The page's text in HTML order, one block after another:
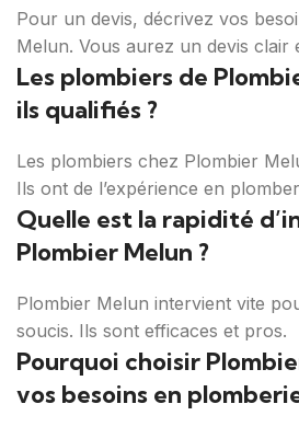
Pour un devis, décrivez vos
Melun. Vous aurez un devis clair
Les plombiers de
ils qualifiés ?
Les plombiers chez Plombier
Ils ont de l’expérience en
Quelle est la rapidité
Plombier Melun ?
Plombier Melun intervient vite
soucis. Ils sont efficaces et pros.
Pourquoi choisir
vos besoins en